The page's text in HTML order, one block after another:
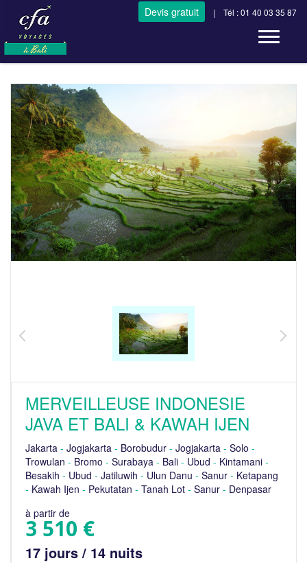
Devis gratuit | Tél : 01 40 03 35 87
Toggle
MERVEILLEUSE INDONESIE
JAVA ET BALI & KAWAH IJEN
Jakarta - Jogjakarta - Borobudur - Jogjakarta - Solo -
Trowulan - Bromo - Surabaya - Bali - Ubud - Kintamani -
Besakih - Ubud - Jatiluwih - Ulun Danu - Sanur - Ketapang
- Kawah Ijen - Pekutatan - Tanah Lot - Sanur - Denpasar
à partir de
3 510 €
17 jours / 14 nuits